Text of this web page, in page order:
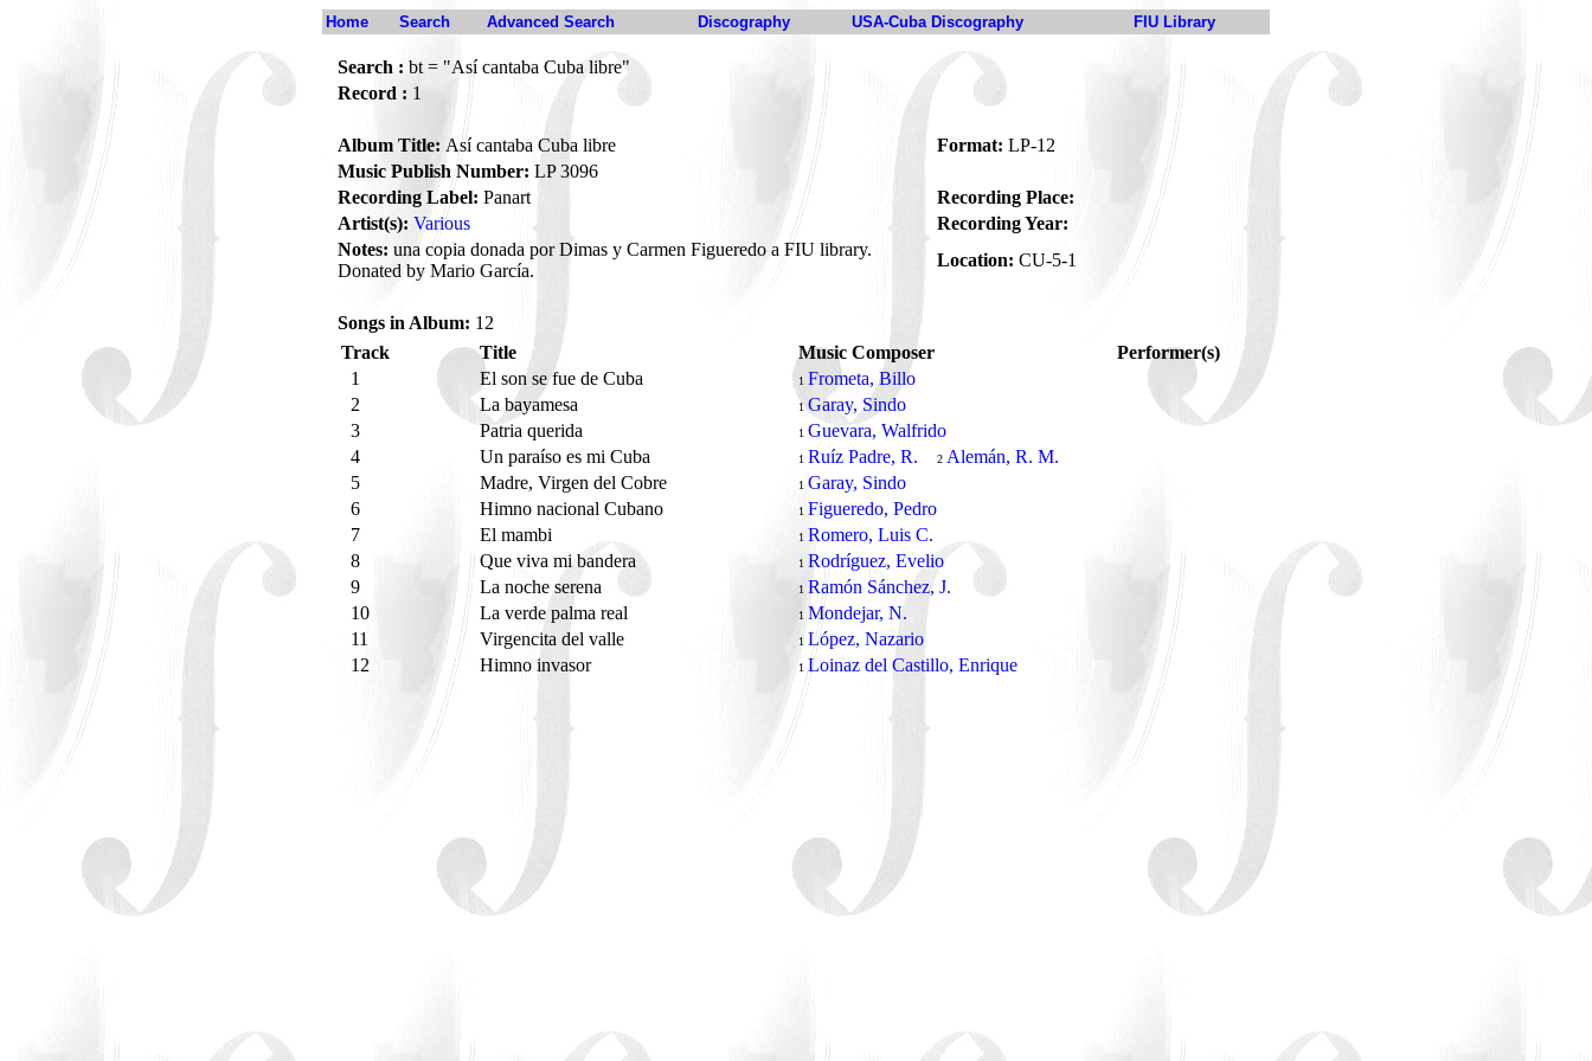
Home Search Advanced Search Discography USA-Cuba Discography FIU Library
Search : bt = "Así cantaba Cuba libre"
Record : 1
Album Title: Así cantaba Cuba libre Format: LP-12
Music Publish Number: LP 3096
Recording Label: Panart
Recording Place:
Artist(s): Various
Recording Year:
Notes: una copia donada por Dimas y Carmen Figueredo a FIU library.
Donated by Mario García.
Location: CU-5-1
Songs in Album: 12
Track
Title Music Composer
Performer(s)
1
El son se fue de Cuba 1 Frometa, Billo
2
La bayamesa 1Garay, Sindo
3
Patria querida 1 Guevara, Walfrido
4
Un paraíso es mi Cuba 1 Ruíz Padre, R. 2 Alemán, R. M.
5
Madre, Virgen del Cobre 1 Garay, Sindo
6
Himno nacional Cubano 1 Figueredo, Pedro
7
El mambi 1 Romero, Luis C.
8
Que viva mi bandera 1 Rodríguez, Evelio
9
La noche serena 1 Ramón Sánchez, J.
10
La verde palma real 1 Mondejar, N.
11
Virgencita del valle 1 López, Nazario
12
Himno invasor 1 Loinaz del Castillo, Enrique